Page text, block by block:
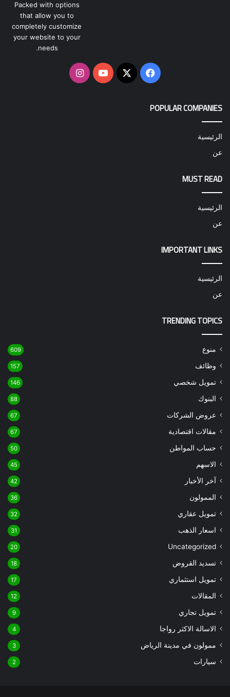
Packed with options
that allow you to
completely customize
your website to your
needs.
فيسبوك
‫X
‫YouTubeانستقرام
POPULAR COMPANIES
الرئيسية
عن
MUST READ
الرئيسية
عن
IMPORTANT LINKS
الرئيسية
عن
TRENDING TOPICS
منوع 609
وظائف 157
تمويل شخصي 146
البنوك 88
عروض الشركات 67
مقالات اقتصادية 67
حساب المواطن 50
الاسهم 45
آخر الأخبار 42
الممولون 36
تمويل عقاري 32
اسعار الذهب 31
Uncategorized
20
تسديد القروض 18
تمويل استثماري 17
المقالات 12
تمويل تجاري 9
الاسالة الاكثر رواجا 4
ممولون في مدينة الرياض 3
سيارات 2